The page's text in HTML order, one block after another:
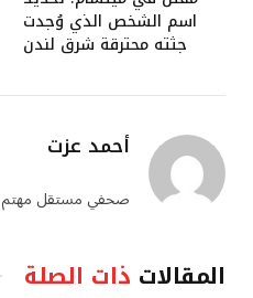
اسم الشخص الذي وُجدت
جثته محترقة شرق لندن
أحمد عزت
صحفي مستقل مهتم
المقالات ذات الصلة